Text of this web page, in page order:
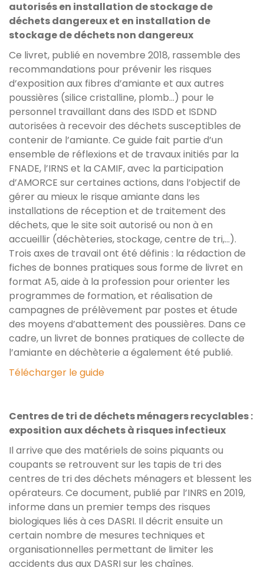
autorisés en installation de stockage de
déchets dangereux et en installation de
stockage de déchets non dangereux
Ce livret, publié en novembre 2018, rassemble des
recommandations pour prévenir les risques
d’exposition aux fibres d’amiante et aux autres
poussières (silice cristalline, plomb...) pour le
personnel travaillant dans des ISDD et ISDND
autorisées à recevoir des déchets susceptibles de
contenir de l’amiante. Ce guide fait partie d’un
ensemble de réflexions et de travaux initiés par la
FNADE, l’IRNS et la CAMIF, avec la participation
d’AMORCE sur certaines actions, dans l’objectif de
gérer au mieux le risque amiante dans les
installations de réception et de traitement des
déchets, que le site soit autorisé ou non à en
accueillir (déchèteries, stockage, centre de tri,…).
Trois axes de travail ont été définis : la rédaction de
fiches de bonnes pratiques sous forme de livret en
format A5, aide à la profession pour orienter les
programmes de formation, et réalisation de
campagnes de prélèvement par postes et étude
des moyens d’abattement des poussières. Dans ce
cadre, un livret de bonnes pratiques de collecte de
l’amiante en déchèterie a également été publié.
Télécharger le guide
Centres de tri de déchets ménagers recyclables :
exposition aux déchets à risques infectieux
Il arrive que des matériels de soins piquants ou
coupants se retrouvent sur les tapis de tri des
centres de tri des déchets ménagers et blessent les
opérateurs. Ce document, publié par l’INRS en 2019,
informe dans un premier temps des risques
biologiques liés à ces DASRI. Il décrit ensuite un
certain nombre de mesures techniques et
organisationnelles permettant de limiter les
accidents dus aux DASRI sur les chaînes.